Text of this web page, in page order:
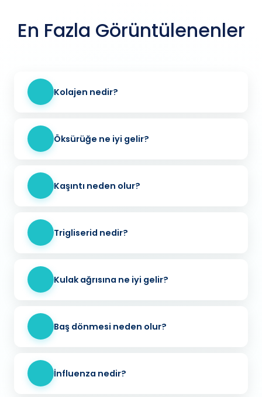
En Fazla Görüntülenenler
Kolajen nedir?
Öksürüğe ne iyi gelir?
Kaşıntı neden olur?
Trigliserid nedir?
Kulak ağrısına ne iyi gelir?
Baş dönmesi neden olur?
İnfluenza nedir?